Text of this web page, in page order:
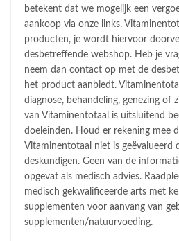
betekent dat we mogelijk een
aankoop via onze links.
producten, je wordt hiervoor
desbetreffende webshop. Heb je
neem dan contact op met de
het product aanbiedt.
diagnose, behandeling, genezing of
van Vitaminentotaal is uitsluitend
doeleinden. Houd er rekening mee
Vitaminentotaal niet is geëvalueerd
deskundigen. Geen van de
opgevat als medisch advies.
medisch gekwalificeerde arts met
supplementen voor aanvang van
supplementen/natuurvoeding.